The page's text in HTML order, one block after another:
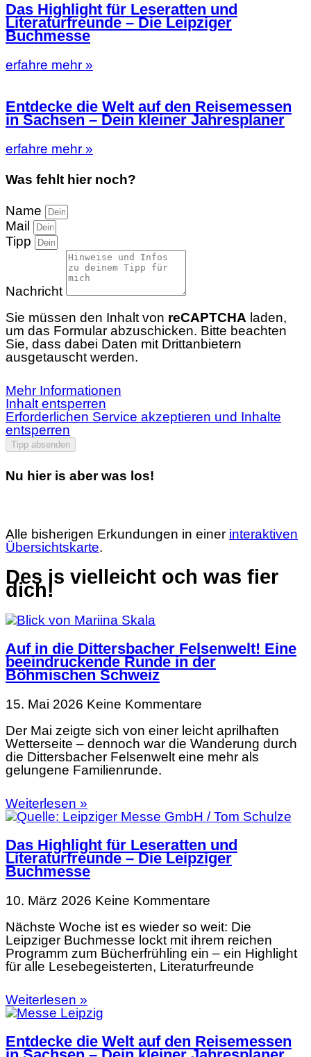
Das Highlight für Leseratten und
Literaturfreunde – Die Leipziger
Buchmesse
erfahre mehr »
Entdecke die Welt auf den Reisemessen
in Sachsen – Dein kleiner Jahresplaner
erfahre mehr »
Was fehlt hier noch?
Name
Mail
Tipp
Nachricht
Sie müssen den Inhalt von reCAPTCHA laden,
um das Formular abzuschicken. Bitte beachten
Sie, dass dabei Daten mit Drittanbietern
ausgetauscht werden.
Mehr Informationen
Inhalt entsperren
Erforderlichen Service akzeptieren und Inhalte
entsperren
Tipp absenden
Nu hier is aber was los!
Alle bisherigen Erkundungen in einer interaktiven
Übersichtskarte.
Des is vielleicht och was fier
dich!
Auf in die Dittersbacher Felsenwelt! Eine
beeindruckende Runde in der
Böhmischen Schweiz
15. Mai 2026 Keine Kommentare
Der Mai zeigte sich von einer leicht aprilhaften
Wetterseite – dennoch war die Wanderung durch
die Dittersbacher Felsenwelt eine mehr als
gelungene Familienrunde.
Weiterlesen »
Das Highlight für Leseratten und
Literaturfreunde – Die Leipziger
Buchmesse
10. März 2026 Keine Kommentare
Nächste Woche ist es wieder so weit: Die
Leipziger Buchmesse lockt mit ihrem reichen
Programm zum Bücherfrühling ein – ein Highlight
für alle Lesebegeisterten, Literaturfreunde
Weiterlesen »
Entdecke die Welt auf den Reisemessen